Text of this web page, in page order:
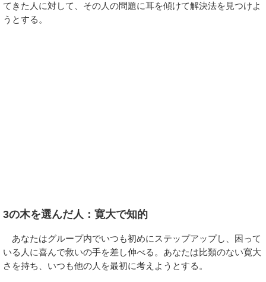
てきた人に対して、その人の問題に耳を傾けて解決法を見つけよ
うとする。
3の木を選んだ人：寛大で知的
あなたはグループ内でいつも初めにステップアップし、困って
いる人に喜んで救いの手を差し伸べる。あなたは比類のない寛大
さを持ち、いつも他の人を最初に考えようとする。